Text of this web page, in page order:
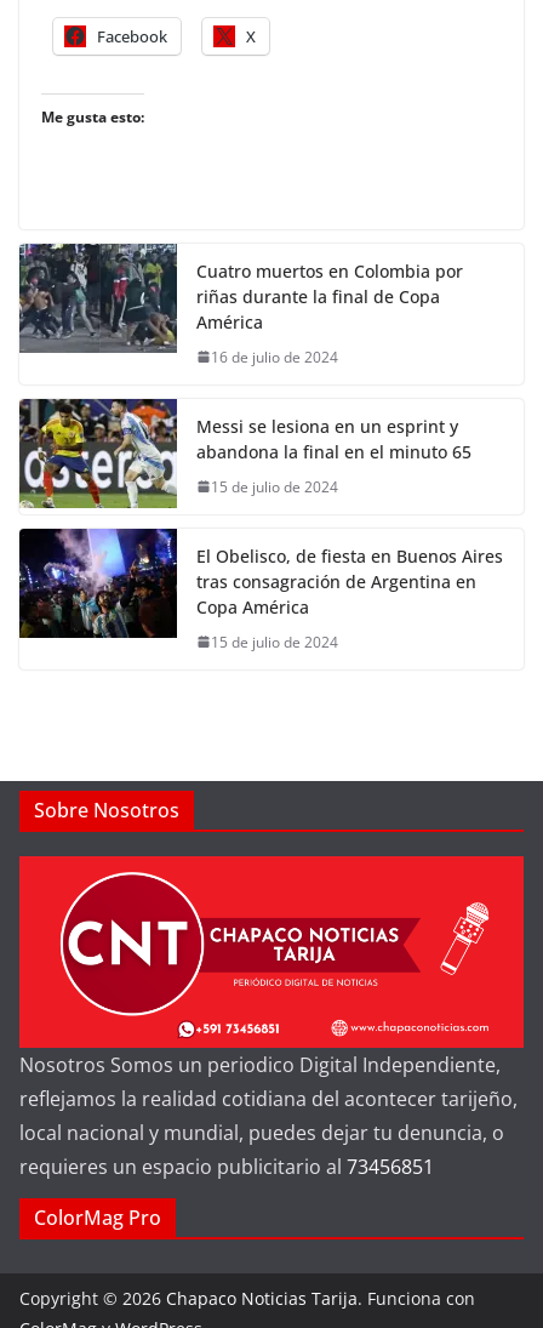
Facebook X
Me gusta esto:
Cuatro muertos en Colombia por
riñas durante la final de Copa
América
16 de julio de 2024
Messi se lesiona en un esprint y
abandona la final en el minuto 65
15 de julio de 2024
El Obelisco, de fiesta en Buenos Aires
tras consagración de Argentina en
Copa América
15 de julio de 2024
Sobre Nosotros
Nosotros Somos un periodico Digital Independiente,
reflejamos la realidad cotidiana del acontecer tarijeño,
local nacional y mundial, puedes dejar tu denuncia, o
requieres un espacio publicitario al 73456851
ColorMag Pro
Copyright © 2026 Chapaco Noticias Tarija. Funciona con